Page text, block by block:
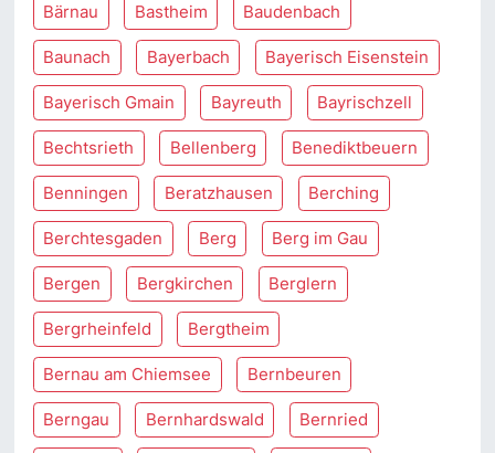
Bärnau Bastheim Baudenbach
Baunach Bayerbach Bayerisch Eisenstein
Bayerisch Gmain Bayreuth Bayrischzell
Bechtsrieth Bellenberg Benediktbeuern
Benningen Beratzhausen Berching
Berchtesgaden Berg Berg im Gau
Bergen Bergkirchen Berglern
Bergrheinfeld Bergtheim
Bernau am Chiemsee Bernbeuren
Berngau Bernhardswald Bernried